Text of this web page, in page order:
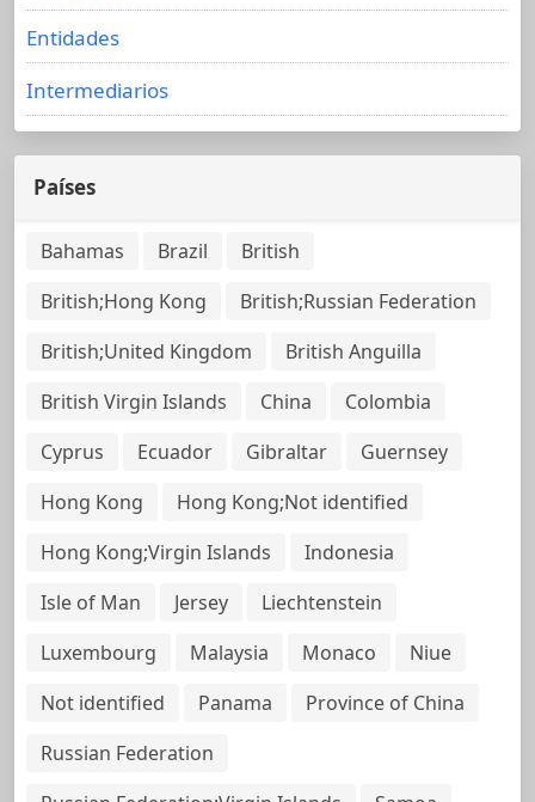
Entidades
Intermediarios
Países
Bahamas Brazil
British
British;Hong Kong
British;Russian Federation
British;United Kingdom
British Anguilla
British Virgin Islands
China
Colombia
Cyprus
Ecuador Gibraltar
Guernsey
Hong Kong
Hong Kong;Not identified
Hong Kong;Virgin Islands
Indonesia
Isle of Man
Jersey
Liechtenstein
Luxembourg
Malaysia Monaco
Niue
Not identified
Panama
Province of China
Russian Federation